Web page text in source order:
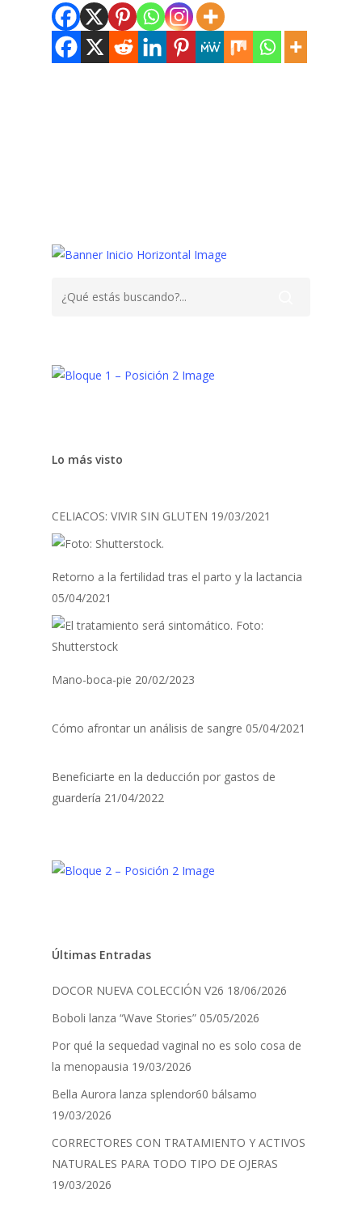
Lo más visto
CELIACOS: VIVIR SIN GLUTEN 19/03/2021
Retorno a la fertilidad tras el parto y la lactancia
05/04/2021
Mano-boca-pie 20/02/2023
Cómo afrontar un análisis de sangre 05/04/2021
Beneficiarte en la deducción por gastos de
guardería 21/04/2022
Últimas Entradas
DOCOR NUEVA COLECCIÓN V26 18/06/2026
Boboli lanza “Wave Stories” 05/05/2026
Por qué la sequedad vaginal no es solo cosa de
la menopausia 19/03/2026
Bella Aurora lanza splendor60 bálsamo
19/03/2026
CORRECTORES CON TRATAMIENTO Y ACTIVOS
NATURALES PARA TODO TIPO DE OJERAS
19/03/2026